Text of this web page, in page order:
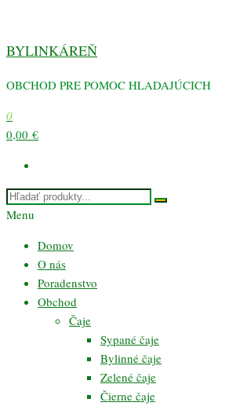
obsah
BYLINKÁREŇ
OBCHOD PRE POMOC HLADAJÚCICH
0
0,00 €
Menu
Domov
O nás
Poradenstvo
Obchod
Čaje
Sypané čaje
Bylinné čaje
Zelené čaje
Čierne čaje